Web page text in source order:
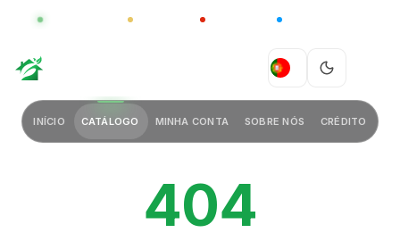
GLOBAL CHINA
PT
INÍCIO CATÁLOGO MINHA CONTA SOBRE NÓS CRÉDITO
404